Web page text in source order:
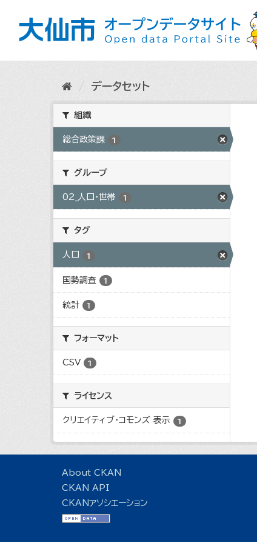
データセット
組織
総合政策課 1
グループ
02_人口・世帯 1
タグ
人口 1
国勢調査 1
統計 1
フォーマット
CSV 1
ライセンス
クリエイティブ・コモンズ 表示 1
About CKAN
CKAN API
CKANアソシエーション